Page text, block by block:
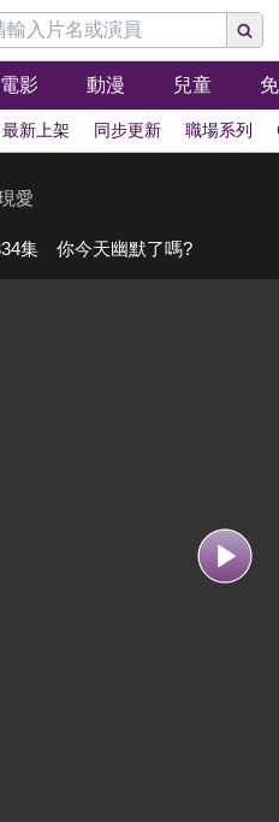
電影 動漫 兒童
最新上架 同步更新 職場系列
愛
集 你今天幽默了嗎?